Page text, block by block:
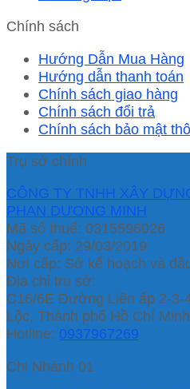
Chính sách
Hướng Dẫn Mua Hàng
Hướng dẫn thanh toán
Chính sách giao hàng
Chính sách đổi trả
Chính sách bảo mật
Trụ sở chính
CÔNG TY TNHH XÂY
PHAN DƯƠNG MINH
Mã số thuế: 0315596026
Ngày cấp: 29/03/2019
Nơi cấp: Sở kế hoạch và
Địa chỉ trụ sở:
C16/6E Đường Liên ấp 2-3-
Lộc, Thành phố Hồ Chí
Hotline: 0937967269
Chi Nhánh 01